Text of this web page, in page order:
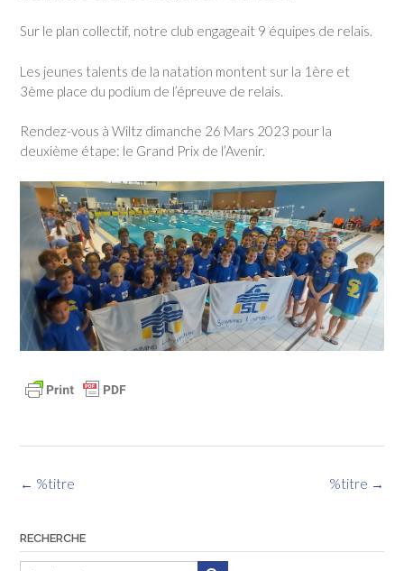
Sur le plan collectif, notre club engageait 9 équipes de relais.
Les jeunes talents de la natation montent sur la 1ère et
3ème place du podium de l’épreuve de relais.
Rendez-vous à Wiltz dimanche 26 Mars 2023 pour la
deuxième étape: le Grand Prix de l’Avenir.
Navigation
%titre →
← %titre
RECHERCHE